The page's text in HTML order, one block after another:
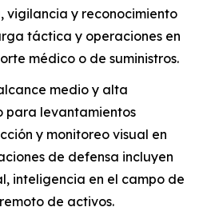
vigilancia y reconocimiento
táctica y operaciones en
médico o de suministros.
medio y alta
para levantamientos
y monitoreo visual en
de defensa incluyen
inteligencia en el campo de
de activos.